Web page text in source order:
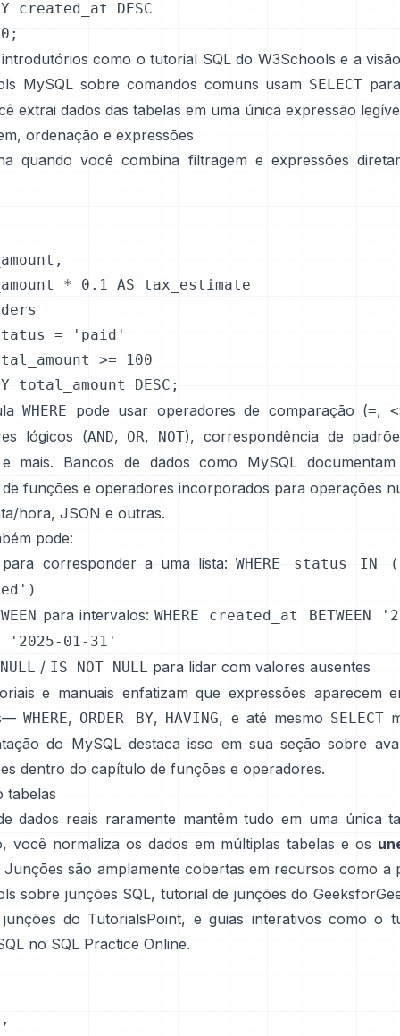
created_at DESC
como o tutorial SQL do W3Schools e a
MySQL sobre comandos comuns usam SELECT
extrai dados das tabelas em uma única expressão
ordenação e expressões
quando você combina filtragem e expressões
* 0.1 AS tax_estimate
status = 'paid'
>= 100
total_amount DESC;
WHERE pode usar operadores de comparação (=,
lógicos (AND, OR, NOT), correspondência de
mais. Bancos de dados como MySQL
funções e operadores incorporados para operações
hora, JSON e outras.
pode:
corresponder a uma lista: WHERE status
para intervalos: WHERE created_at BETWEEN
'2025-01-31'
/ IS NOT NULL para lidar com valores ausentes
e manuais enfatizam que expressões aparecem
WHERE, ORDER BY, HAVING, e até mesmo SELECT
do MySQL destaca isso em sua seção sobre
dentro do capítulo de funções e operadores.
tabelas
dados reais raramente mantêm tudo em uma única
você normaliza os dados em múltiplas tabelas e os
Junções são amplamente cobertas em recursos como a
sobre junções SQL, tutorial de junções do
do TutorialsPoint, e guias interativos como o
no SQL Practice Online.